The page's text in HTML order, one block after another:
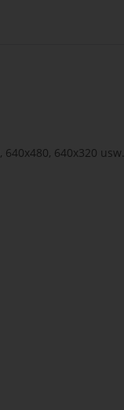
640x320 usw.